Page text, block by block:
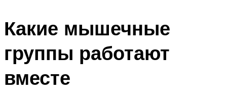
Какие мышечные
группы работают
вместе